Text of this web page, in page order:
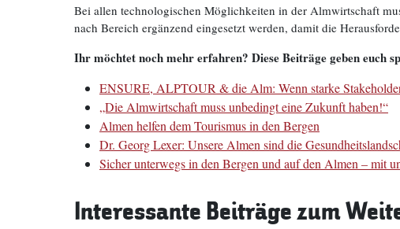
Bei allen technologischen Möglichkeiten in der Almwirtschaft
nach Bereich ergänzend eingesetzt werden, damit die
Ihr möchtet noch mehr erfahren? Diese Beiträge geben euch
ENSURE, ALPTOUR & die Alm: Wenn starke
„Die Almwirtschaft muss unbedingt eine Zukunft haben!“
Almen helfen dem Tourismus in den Bergen
Dr. Georg Lexer: Unsere Almen sind die
Sicher unterwegs in den Bergen und auf den Almen – mit
Interessante Beiträge zum